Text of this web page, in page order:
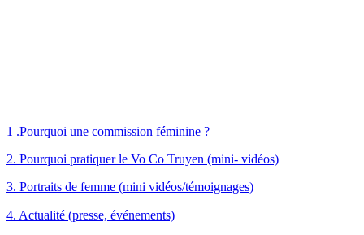
1 .Pourquoi une commission féminine ?
2. Pourquoi pratiquer le Vo Co Truyen (mini- vidéos)
3. Portraits de femme (mini vidéos/témoignages)
4. Actualité (presse, événements)